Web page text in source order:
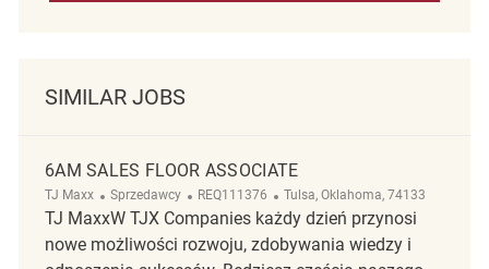
SIMILAR JOBS
6AM SALES FLOOR ASSOCIATE
TJ Maxx Kategoria
Sprzedawcy ReqId
REQ111376 Lokalizacja
Tulsa, Oklahoma, 74133
TJ MaxxW TJX Companies każdy dzień przynosi
nowe możliwości rozwoju, zdobywania wiedzy i